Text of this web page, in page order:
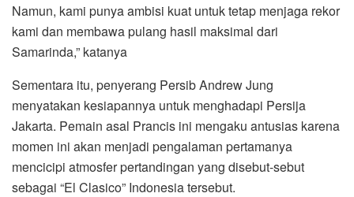
Namun, kami punya ambisi kuat untuk tetap menjaga rekor
kami dan membawa pulang hasil maksimal dari
Samarinda,” katanya
Sementara itu, penyerang Persib Andrew Jung
menyatakan kesiapannya untuk menghadapi Persija
Jakarta. Pemain asal Prancis ini mengaku antusias karena
momen ini akan menjadi pengalaman pertamanya
mencicipi atmosfer pertandingan yang disebut-sebut
sebagai “El Clasico” Indonesia tersebut.